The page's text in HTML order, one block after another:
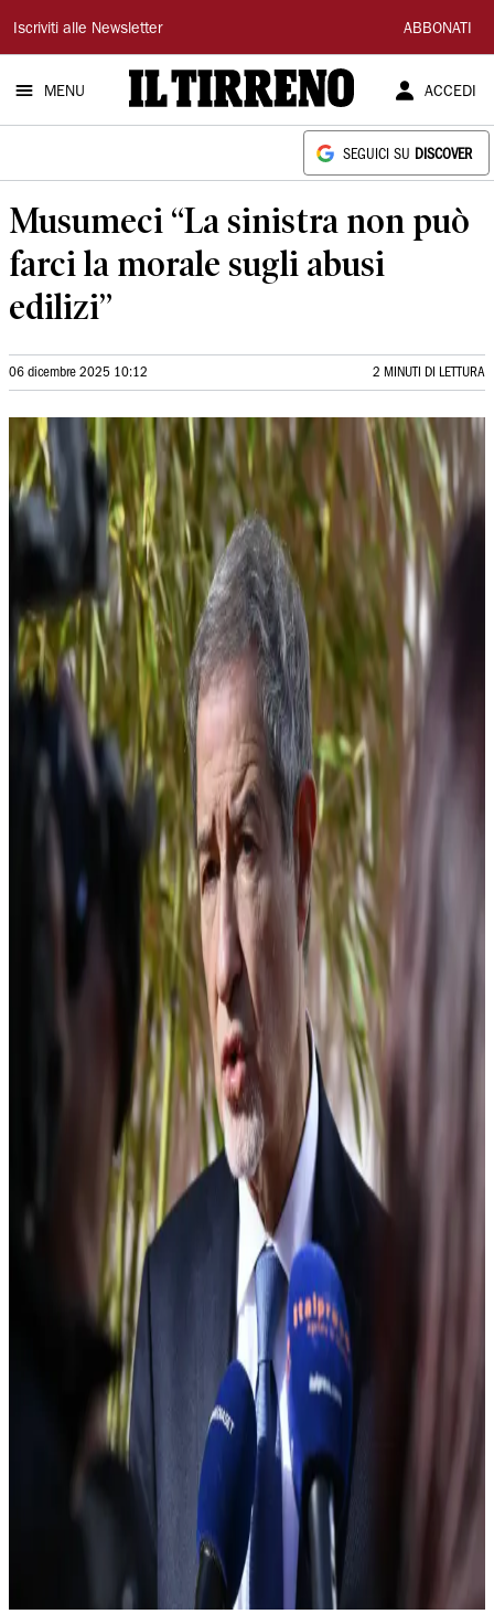
Il
Tirreno
Iscriviti alle Newsletter ABBONATI
MENU ACCEDI
SEGUICI SU DISCOVER
Musumeci “La sinistra non può
farci la morale sugli abusi
edilizi”
06 dicembre 2025 10:12 2 MINUTI DI LETTURA